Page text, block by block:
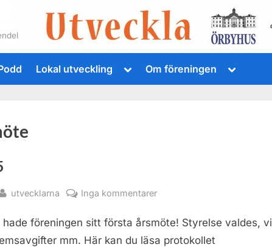
Lokal utveckling
Toggle
menu
Om föreningen
Toggle
menu
By
utvecklarna Inga kommentarertill
2015
hade föreningen sitt första årsmöte! Styrelse valdes, vi
mm. Här kan du läsa protokollet